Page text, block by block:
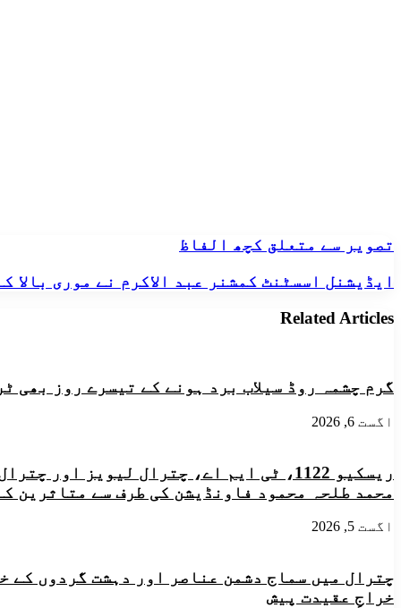
تصویر
متعلق
کچھ
تصویر سے متعلق کچھ الفاظ
ایڈیشنل
اسسٹنٹ
کمشنر
عبد
بالا
متاثریں
امدادی
تقسیم
کی
ایڈیشنل اسسٹنٹ کمشنر عبد الاکرم نے موری بالا
Related Articles
گرم چشمہ روڈ سیلاب برد ہونے کے تیسرے روز بھی
اگست 6, 2026
ریسکیو 1122، ٹی ایم اے، چترال لیویز
محمد طلحہ محمود فاونڈیشن کی طرف سے متاثرین
اگست 5, 2026
چترال میں سماج دشمن عناصر اور دہشت گردوں کے
خراجِ عقیدت پیش